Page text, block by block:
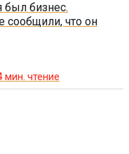
был бизнес.
сообщили, что он
мин. чтение